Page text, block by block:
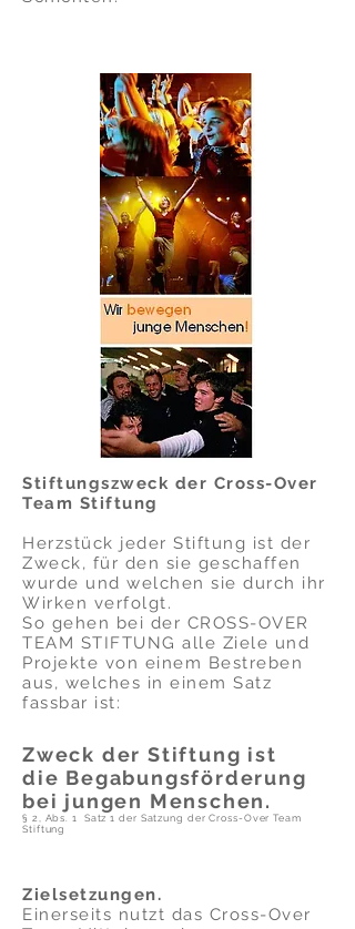
Zielsetzungen.
Einerseits nutzt das Cross-Over
Zweck der Stiftung ist
die Begabungsförderung
bei jungen Menschen.
§ 2, Abs. 1 Satz 1 der Satzung der Cross-Over Team
Stiftung
Stiftungszweck der Cross-Over
Team Stiftung
Herzstück jeder Stiftung ist der
Zweck, für den sie geschaffen
wurde und welchen sie durch ihr
Wirken verfolgt.
So gehen bei der CROSS-OVER
TEAM STIFTUNG alle Ziele und
Projekte von einem Bestreben
aus, welches in einem Satz
fassbar ist: